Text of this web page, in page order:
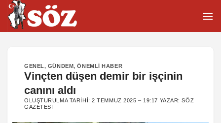
İçeriğe
atla
GENEL, GÜNDEM,ÖNEMLI HABER
Vinçten düşen demir bir işçinin
canını aldı
OLUŞTURULMA TARIHI:2 TEMMUZ 2025 – 19:17 YAZAR:SÖZ
GAZETESI